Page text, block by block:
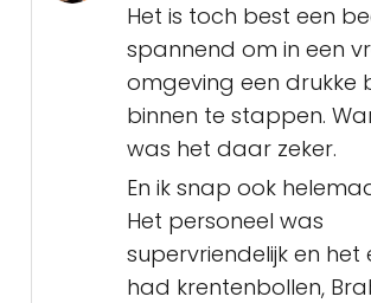
Het is toch best een
spannend om in een
omgeving een drukke
binnen te stappen.
was het daar zeker.
En ik snap ook
Het personeel was
supervriendelijk en het
had krentenbollen,